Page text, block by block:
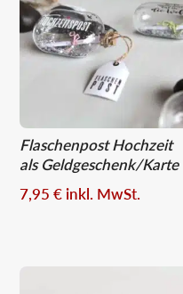
Flaschenpost Hochzeit
als Geldgeschenk/Karte
7,95€ inkl. MwSt.